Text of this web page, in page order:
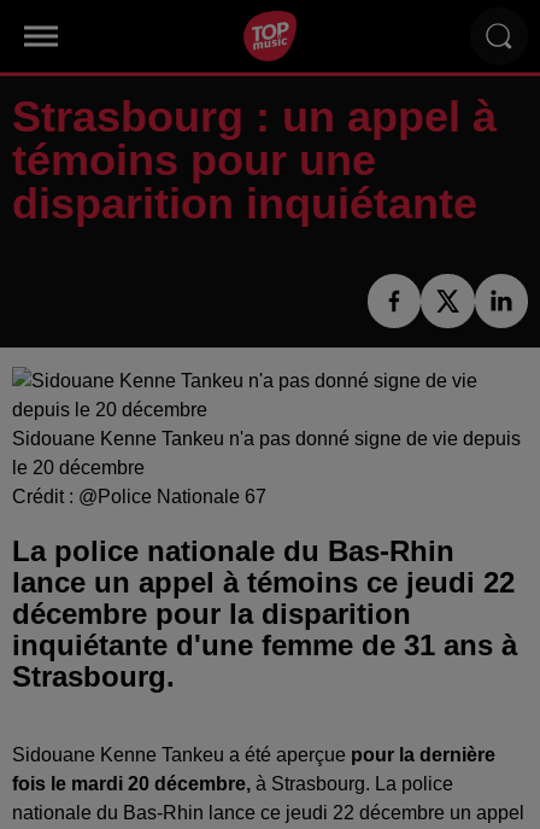
Strasbourg : un appel à
témoins pour une
disparition inquiétante
Sidouane Kenne Tankeu n'a pas donné signe de vie depuis
le 20 décembre
Crédit : @Police Nationale 67
La police nationale du Bas-Rhin
lance un appel à témoins ce jeudi 22
décembre pour la disparition
inquiétante d'une femme de 31 ans à
Strasbourg.
Sidouane Kenne Tankeu a été aperçue pour la dernière
fois le mardi 20 décembre, à Strasbourg. La police
nationale du Bas-Rhin lance ce jeudi 22 décembre un appel